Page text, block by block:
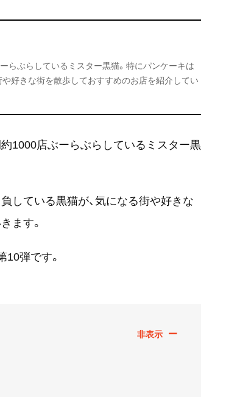
らぶらしているミスター黒猫。特にパンケーキは
好きな街を散歩しておすすめのお店を紹介してい
1000店ぶーらぶらしているミスター黒
している黒猫が、気になる街や好きな
ます。
弾です。